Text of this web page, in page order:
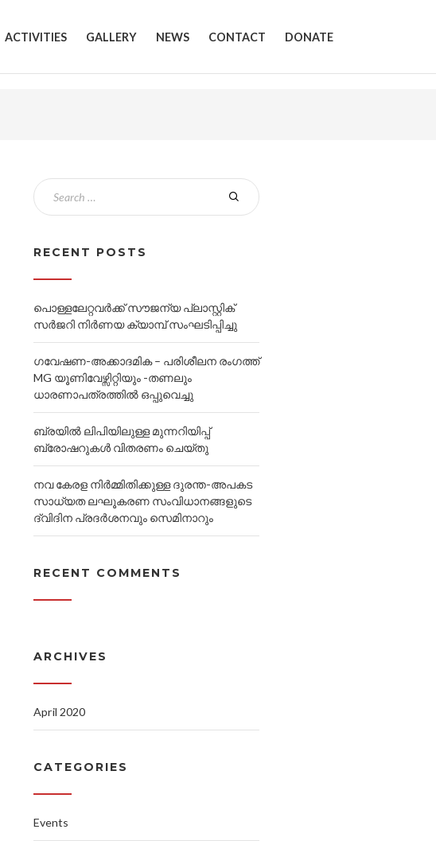
ACTIVITIES GALLERY NEWS CONTACT DONATE
RECENT POSTS
പൊള്ളലേറ്റവർക്ക് സൗജന്യ പ്ലാസ്റ്റിക്
സർജറി നിർണയ ക്യാമ്പ്‌ സംഘടിപ്പിച്ചു
ഗവേഷണ-അക്കാദമിക – പരിശീലന രംഗത്ത്
MG യൂണിവേഴ്സിറ്റിയും -തണലും
ധാരണാപത്രത്തിൽ ഒപ്പുവെച്ചു
ബ്രയിൽ ലിപിയിലുള്ള മുന്നറിയിപ്പ്
ബ്രോഷറുകൾ വിതരണം ചെയ്തു
നവ കേരള നിർമ്മിതിക്കുള്ള ദുരന്ത-അപകട
സാധ്യത ലഘൂകരണ സംവിധാനങ്ങളുടെ
ദ്വിദിന പ്രദർശനവും സെമിനാറും
RECENT COMMENTS
ARCHIVES
April 2020
CATEGORIES
Events